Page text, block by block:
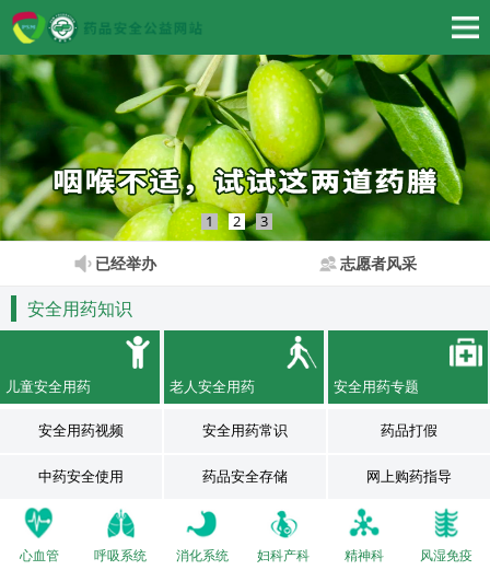
1 2 3
已经举办 志愿者风采
安全用药知识
儿童安全用药 老人安全用药 安全用药专题
安全用药视频 安全用药常识 药品打假
中药安全使用 药品安全存储 网上购药指导
心血管 呼吸系统 消化系统 妇科产科 精神科 风湿免疫